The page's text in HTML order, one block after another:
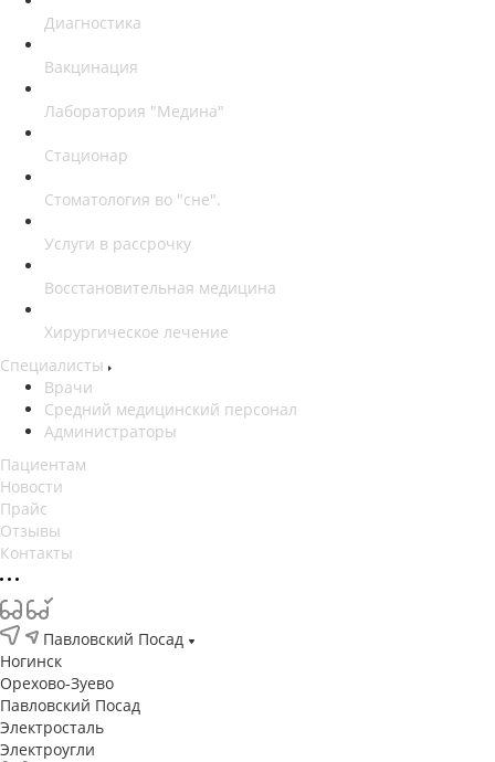
Диагностика
Вакцинация
Лаборатория "Медина"
Стационар
Стоматология во "сне".
Услуги в рассрочку
Восстановительная медицина
Хирургическое лечение
Специалисты
Врачи
Средний медицинский персонал
Администраторы
Пациентам
Новости
Прайс
Отзывы
Контакты
Павловский Посад
Ногинск
Орехово-Зуево
Павловский Посад
Электросталь
Электроугли